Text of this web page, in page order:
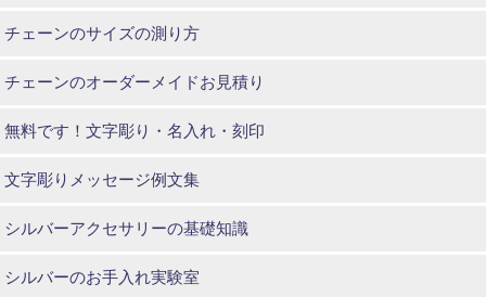
チェーンのサイズの測り方
チェーンのオーダーメイドお見積り
無料です！文字彫り・名入れ・刻印
文字彫りメッセージ例文集
シルバーアクセサリーの基礎知識
シルバーのお手入れ実験室